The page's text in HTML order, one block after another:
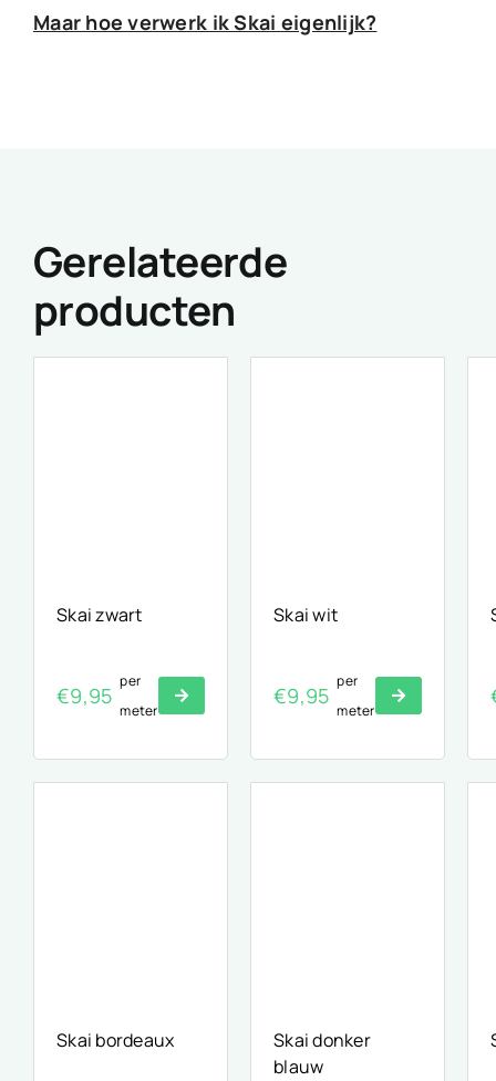
Maar hoe verwerk ik Skai eigenlijk?
Gerelateerde
producten
Skai zwart
€9,95
per
meter
Skai wit
€9,95
per
meter
Skai bordeaux
Skai donker
blauw